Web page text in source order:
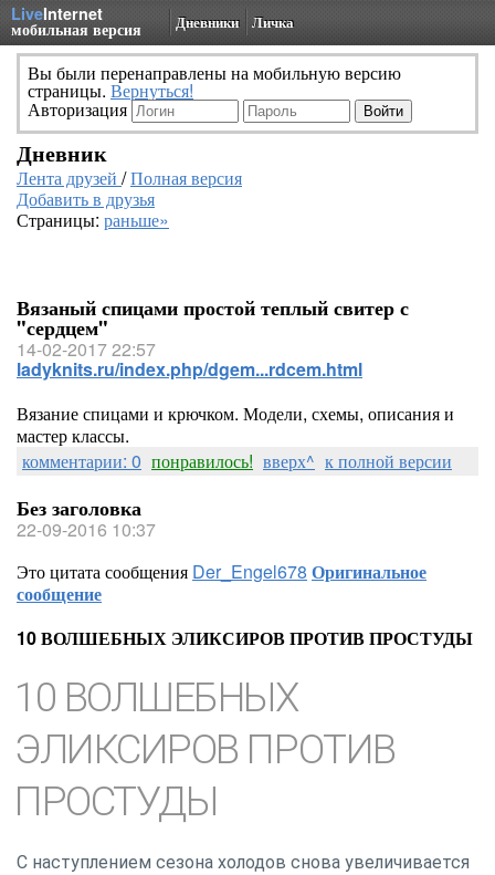
LiveInternet
мобильная версия Дневники Личка
Вы были перенаправлены на мобильную версию
страницы. Вернуться!
Авторизация
Дневник
Лента друзей /Полная версия
Добавить в друзья
Страницы: раньше»
Вязаный спицами простой теплый свитер с
"сердцем"
14-02-2017 22:57
ladyknits.ru/index.php/dgem...rdcem.html
Вязание спицами и крючком. Модели, схемы, описания и
мастер классы.
комментарии: 0 понравилось! вверх^ к полной версии
Без заголовка
22-09-2016 10:37
Это цитата сообщения Der_Engel678 Оригинальное
сообщение
10 ВОЛШЕБНЫХ ЭЛИКСИРОВ ПРОТИВ ПРОСТУДЫ
10 ВОЛШЕБНЫХ
ЭЛИКСИРОВ ПРОТИВ
ПРОСТУДЫ
С наступлением сезона холодов снова увеличивается